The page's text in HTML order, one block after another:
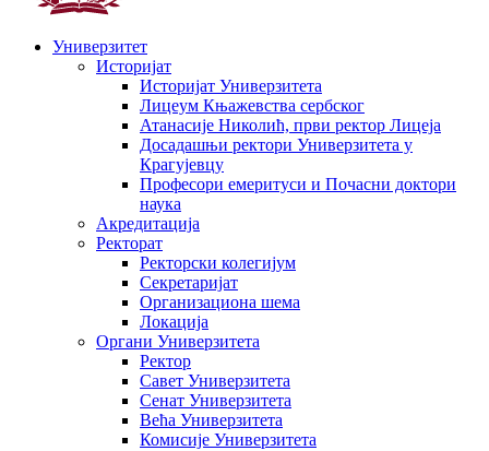
Универзитет
Историјат
Историјат Универзитета
Лицеум Књажевства сербског
Атанасије Николић, први ректор Лицеја
Досадашњи ректори Универзитета у
Крагујевцу
Професори емеритуси и Почасни доктори
наука
Акредитација
Ректорат
Ректорски колегијум
Секретаријат
Организациона шема
Локација
Органи Универзитета
Ректор
Савет Универзитета
Сенат Универзитета
Већа Универзитета
Комисије Универзитета